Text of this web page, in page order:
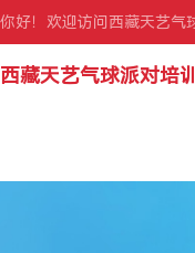
你好！欢迎访问西藏天艺气
西藏天艺气球派对培